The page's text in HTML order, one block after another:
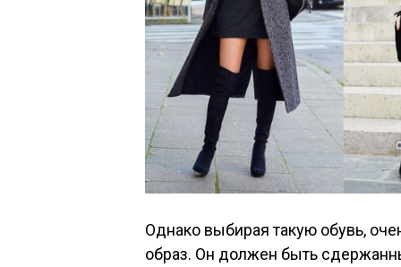
Однако выбирая такую обувь,
образ. Он должен быть